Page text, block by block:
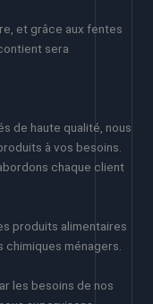
et grâce aux fentes
sera
de haute qualité, nous
à vos besoins.
chaque client
produits alimentaires
ménagers.
les besoins de nos